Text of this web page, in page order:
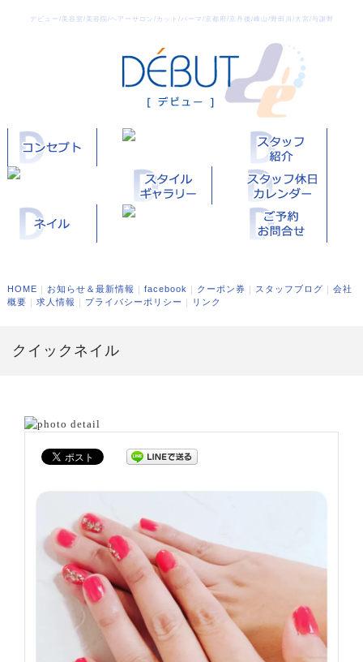
デビュー/美容室/美容院/ヘアーサロン/カット/パーマ/京都府/京丹後/峰山/野田川/大宮/与謝野
HOME ｜ お知らせ＆最新情報 ｜ facebook ｜ クーポン券 ｜ スタッフブログ ｜ 会社
概要 ｜ 求人情報 ｜ プライバシーポリシー ｜ リンク
クイックネイル